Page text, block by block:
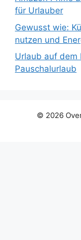
für Urlauber
Gewusst wie:
nutzen und
Urlaub auf dem
Pauschalurlaub
© 2026